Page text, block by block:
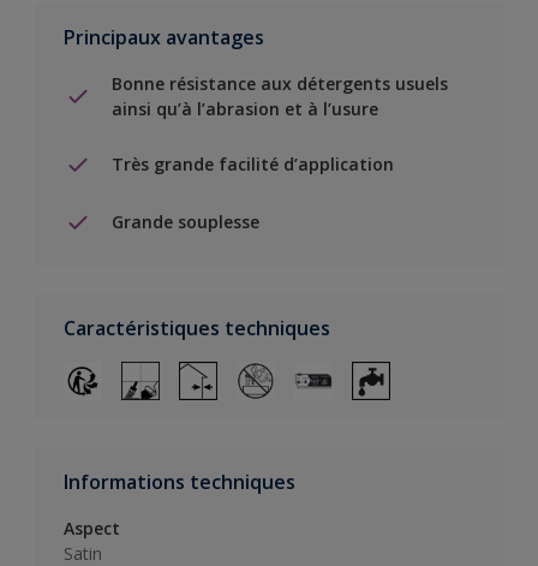
Principaux avantages
Bonne résistance aux détergents usuels
ainsi qu’à l’abrasion et à l’usure
Très grande facilité d’application
Grande souplesse
Caractéristiques techniques
Informations techniques
Aspect
Satin